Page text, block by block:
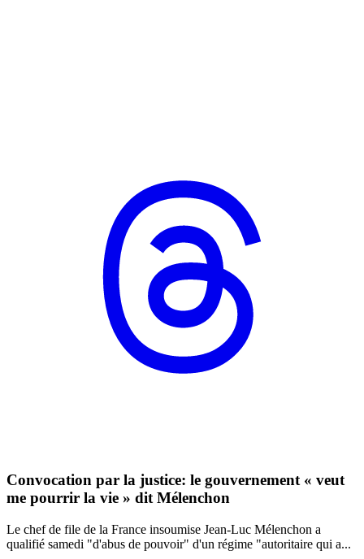
Convocation par la justice: le gouvernement « veut
me pourrir la vie » dit Mélenchon
Le chef de file de la France insoumise Jean-Luc Mélenchon a
qualifié samedi "d'abus de pouvoir" d'un régime "autoritaire qui a...